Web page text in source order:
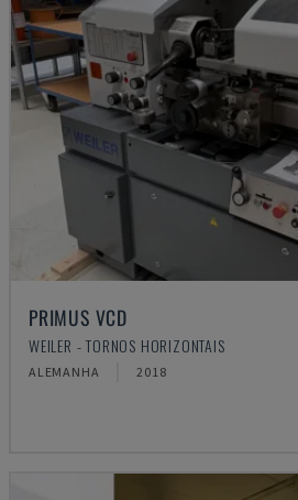
PRIMUS VCD
WEILER - TORNOS HORIZONTAIS
ALEMANHA 2018